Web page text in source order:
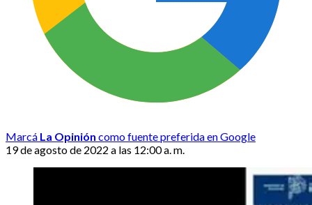
Marcá La Opinión como fuente preferida en Google
19 de agosto de 2022 a las 12:00 a. m.